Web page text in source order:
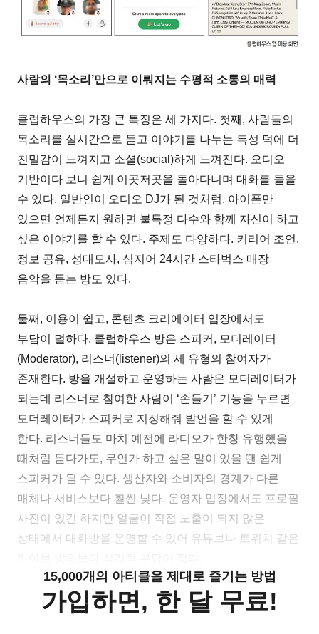
사람의 ‘목소리’만으로 이뤄지는 수평적 소통의 매력
클럽하우스의 가장 큰 특징은 세 가지다. 첫째, 사람들의
목소리를 실시간으로 듣고 이야기를 나누는 특성 덕에 더
친밀감이 느껴지고 소셜(social)하게 느껴진다. 오디오
기반이다 보니 쉽게 이곳저곳을 돌아다니며 대화를 들을
수 있다. 일반인이 오디오 DJ가 된 것처럼, 아이폰만
있으면 언제든지 원하면 불특정 다수와 함께 자신이 하고
싶은 이야기를 할 수 있다. 주제도 다양하다. 커리어 조언,
정보 공유, 성대모사, 심지어 24시간 스타벅스 매장
음악을 듣는 방도 있다.
둘째, 이용이 쉽고, 콘텐츠 크리에이터 입장에서도
부담이 덜하다. 클럽하우스 방은 스피커, 모더레이터
(Moderator), 리스너(listener)의 세 유형의 참여자가
존재한다. 방을 개설하고 운영하는 사람은 모더레이터가
되는데 리스너로 참여한 사람이 ‘손들기’ 기능을 누르면
모더레이터가 스피커로 지정해줘 발언을 할 수 있게
한다. 리스너들도 마치 예전에 라디오가 한창 유행했을
때처럼 듣다가도, 무언가 하고 싶은 말이 있을 땐 쉽게
스피커가 될 수 있다. 생산자와 소비자의 경계가 다른
매체나 서비스보다 훨씬 낮다. 운영자 입장에서도 프로필
사진이 있긴 하지만 얼굴이 직접 노출이 되지 않은
상태에서 대화방을 운영할 수 있어 유튜브나 트위치 같은
15,000개의 아티클을 제대로 즐기는 방법
가입하면, 한 달 무료!